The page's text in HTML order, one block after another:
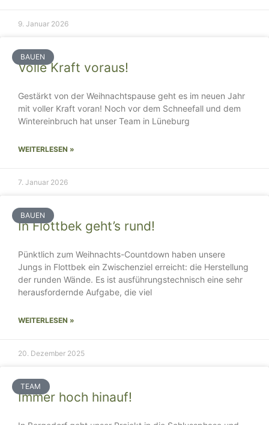
9. Januar 2026
BAUEN
Volle Kraft voraus!
Gestärkt von der Weihnachtspause geht es im neuen Jahr
mit voller Kraft voran! Noch vor dem Schneefall und dem
Wintereinbruch hat unser Team in Lüneburg
WEITERLESEN »
7. Januar 2026
BAUEN
In Flottbek geht’s rund!
Pünktlich zum Weihnachts-Countdown haben unsere
Jungs in Flottbek ein Zwischenziel erreicht: die Herstellung
der runden Wände. Es ist ausführungstechnisch eine sehr
herausfordernde Aufgabe, die viel
WEITERLESEN »
20. Dezember 2025
TEAM
Immer hoch hinauf!